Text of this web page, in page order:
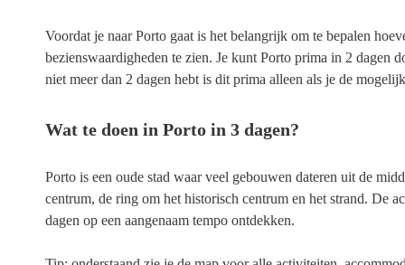
Voordat je naar Porto gaat is het belangrijk om te bepalen
bezienswaardigheden te zien. Je kunt Porto prima in 2 dagen
niet meer dan 2 dagen hebt is dit prima alleen als je de
Wat te doen in Porto in 3 dagen?
Porto is een oude stad waar veel gebouwen dateren uit de
centrum, de ring om het historisch centrum en het strand. De
dagen op een aangenaam tempo ontdekken.